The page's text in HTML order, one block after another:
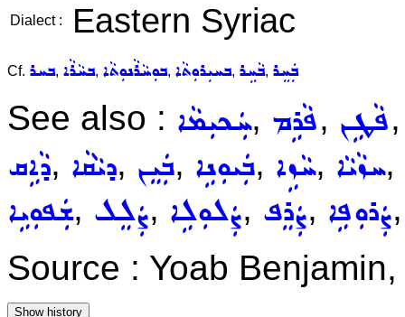
Dialect : Eastern Syriac
Cf. ܒܚܪ, ܒܚܵܪܵܐ, ܒܘܼܚܵܪܵܢܘܼܬܵܐ, ܒܚܝܼܪܘܼܬܵܐ, ܒܵܚܹܪ, ܒܲܚܸܪ
See also : ܚܲܟܝܼܡܵܐ, ܦܵܪܹܡ, ܦܵܛܹܢ
ܕܵܐܹܩ, ܕܝܵܩܵܐ, ܒܲܝܸܢ, ܒܲܝܘܼܢܹܐ, ܚܵܙܹܐ, ܚܙܵܝܵܐ,
ܫܲܦܘܼܝܹܐ, ܨܲܠܸܠ, ܨܲܠܘܼܠܹܐ, ܨܲܪܸܦ, ܨܲܪܘܼܦܹܐ
Source : Yoab